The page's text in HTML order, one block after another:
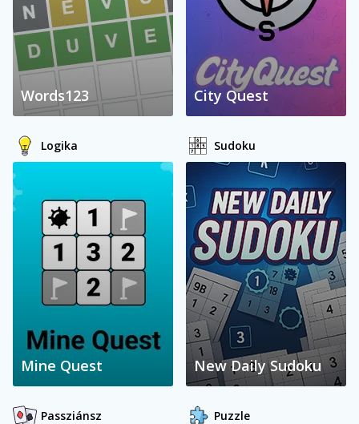
Words123 City Quest
Logika
Mine Quest
Sudoku
New Daily Sudoku
Passziánsz Puzzle